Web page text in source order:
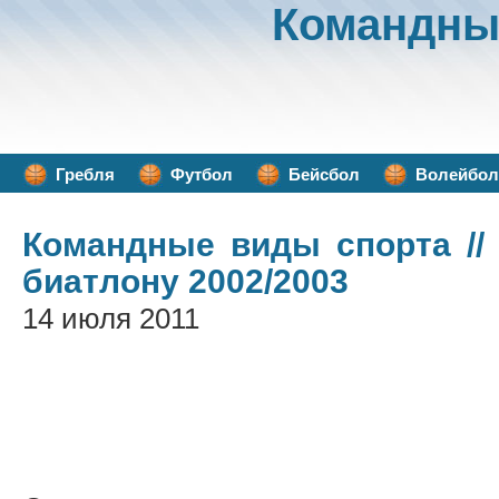
Гребля Футбол Бейсбол Волейбол
Командные виды спорта //
биатлону 2002/2003
14 июля 2011